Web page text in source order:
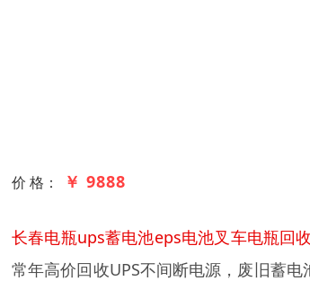
价 格： ￥ 9888
长春电瓶ups蓄电池eps电池叉车电瓶回
常年高价回收UPS不间断电源，废旧蓄